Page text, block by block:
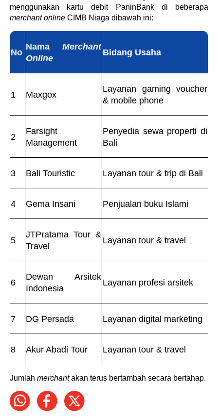
menggunakan kartu debit PaninBank di beberapa
merchant online CIMB Niaga dibawah ini:
No
Nama Merchant
Online
Bidang Usaha
1 Maxgox
Layanan gaming voucher
& mobile phone
2
Farsight
Management
Penyedia sewa properti di
Bali
3 Bali Touristic Layanan tour & trip di Bali
4 Gema Insani Penjualan buku Islami
5
JTPratama Tour &
Travel
Layanan tour & travel
6
Dewan Arsitek
Indonesia
Layanan profesi arsitek
7 DG Persada Layanan digital marketing
8 Akur Abadi Tour Layanan tour & travel
Jumlah merchantakan terus bertambah secara bertahap.